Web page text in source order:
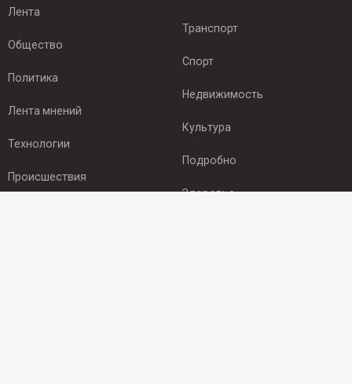
Лента
Общество
Политика
Лента мнений
Технологии
Происшествия
Транспорт
Спорт
Недвижимость
Культура
Подробно
Здоровье